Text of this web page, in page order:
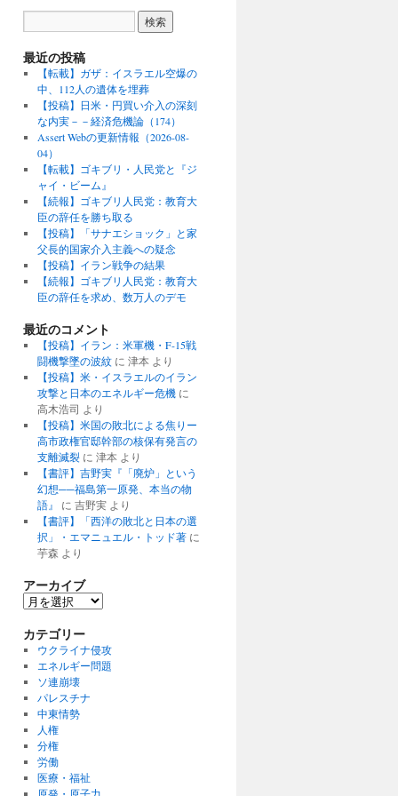
最近の投稿
【転載】ガザ：イスラエル空爆の
中、112人の遺体を埋葬
【投稿】日米・円買い介入の深刻
な内実－－経済危機論（174）
Assert Webの更新情報（2026-08-
04）
【転載】ゴキブリ・人民党と『ジ
ャイ・ビーム』
【続報】ゴキブリ人民党：教育大
臣の辞任を勝ち取る
【投稿】「サナエショック」と家
父長的国家介入主義への疑念
【投稿】イラン戦争の結果
【続報】ゴキブリ人民党：教育大
臣の辞任を求め、数万人のデモ
最近のコメント
【投稿】イラン：米軍機・F-15戦
闘機撃墜の波紋に 津本より
【投稿】米・イスラエルのイラン
攻撃と日本のエネルギー危機に
高木浩司 より
【投稿】米国の敗北による焦りー
高市政権官邸幹部の核保有発言の
支離滅裂に 津本より
【書評】吉野実『「廃炉」という
幻想──福島第一原発、本当の物
語』
に 吉野実より
【書評】「西洋の敗北と日本の選
択」・エマニュエル・トッド著に
芋森 より
アーカイブ
ア
カ
イ
ブ
カテゴリー
ウクライナ侵攻
エネルギー問題
ソ連崩壊
パレスチナ
中東情勢
人権
分権
労働
医療・福祉